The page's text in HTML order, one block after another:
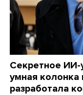
Секретное ИИ-
умная колонка
разработала